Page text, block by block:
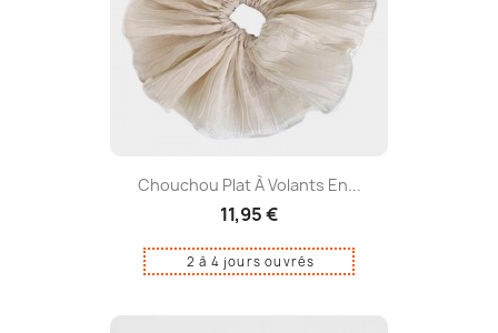
Chouchou Plat À Volants En...
11,95 €
2 à 4 jours ouvrés